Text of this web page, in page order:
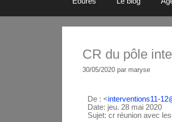
CR du pôle
30/05/2020 par maryse
De : <interventions11-
Date: jeu. 28 mai 2020
Sujet: cr réunion avec